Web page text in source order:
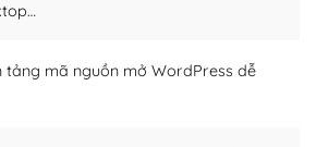
Internet hoặc nhờ chuyên gia.
tảng mã nguồn mở WordPress dễ